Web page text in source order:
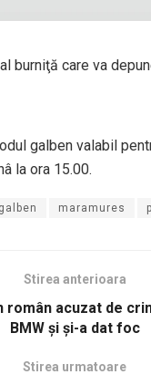
burniţă care va
galben valabil
la ora 15.00.
maramures
Stirea anterioara
român acuzat de
BMW și și-a dat foc
Stirea urmatoare